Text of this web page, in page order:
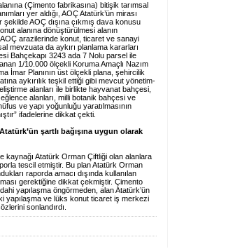
(Çimento fabrikasına) bitişik tarımsal
yer aldığı, AOÇ Atatürk’ün mirası
AOÇ dışına çıkmış dava konusu
alanına dönüştürülmesi alanın
arazilerinde konut, ticaret ve sanayi
mevzuata da aykırı planlama kararları
Bahçekapı 3243 ada 7 Nolu parsel ile
1/10.000 ölçekli Koruma Amaçlı Nazım
İmar Planının üst ölçekli plana, şehircilik
aykırılık teşkil ettiği gibi mevcut yönetim-
alanları ile birlikte hayvanat bahçesi,
alanları, milli botanik bahçesi ve
ve yapı yoğunluğu yaratılmasının
ifadelerine dikkat çekti.
şartlı bağışına uygun olarak
kaynağı Atatürk Orman Çiftliği olan alanlara
tescil etmiştir. Bu plan Atatürk Orman
raporda amacı dışında kullanılan
gerektiğine dikkat çekmiştir. Çimento
yapılaşma öngörmeden, alan Atatürk’ün
yapılaşma ve lüks konut ticaret iş merkezi
sonlandırdı.